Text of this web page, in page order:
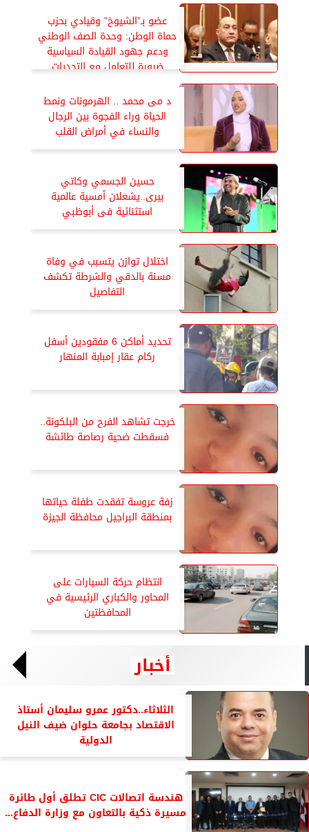
عضو بـ”الشيوخ” وقيادي بحزب
حماة الوطن: وحدة الصف الوطني
ودعم جهود القيادة السياسية
ضرورة للتعامل مع التحديات
د مى محمد .. الهرمونات ونمط
الحياة وراء الفجوة بين الرجال
والنساء في أمراض القلب
حسين الجسمي وكاتي
بيرى..يشعلان أمسية عالمية
استثنائية فى أبوظبي
اختلال توازن يتسبب في وفاة
مسنة بالدقي والشرطة تكشف
التفاصيل
تحديد أماكن 6 مفقودين أسفل
ركام عقار إمبابة المنهار
خرجت تشاهد الفرح من البلكونة..
فسقطت ضحية رصاصة طائشة
زفة عروسة تفقدت طفلة حياتها
بمنطقة البراجيل محافظة الجيزة
انتظام حركة السيارات على
المحاور والكباري الرئيسية في
المحافظتين
أخبار
الثلاثاء..دكتور عمرو سليمان أستاذ
الاقتصاد بجامعة حلوان ضيف النيل
الدولية
هندسة اتصالات CIC تطلق أول طائرة
مسيرة ذكية بالتعاون مع وزارة الدفاع...